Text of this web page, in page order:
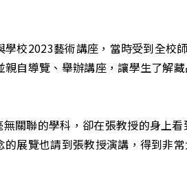
校2023藝術講座，當時受到全校
自導覽、舉辦講座，讓學生了解
關聯的學科，卻在張教授的身上看
展覽也請到張教授演講，得到非